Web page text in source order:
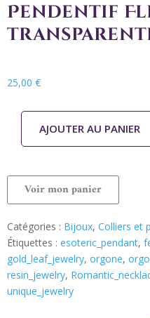
Pendentif
25,00 €
AJOUTER AU PANIER
Voir mon panier
Catégories : Bijoux, Colliers et
Étiquettes : esoteric_pendant,
gold_leaf_jewelry, orgone,
resin_jewelry,
unique_jewelry